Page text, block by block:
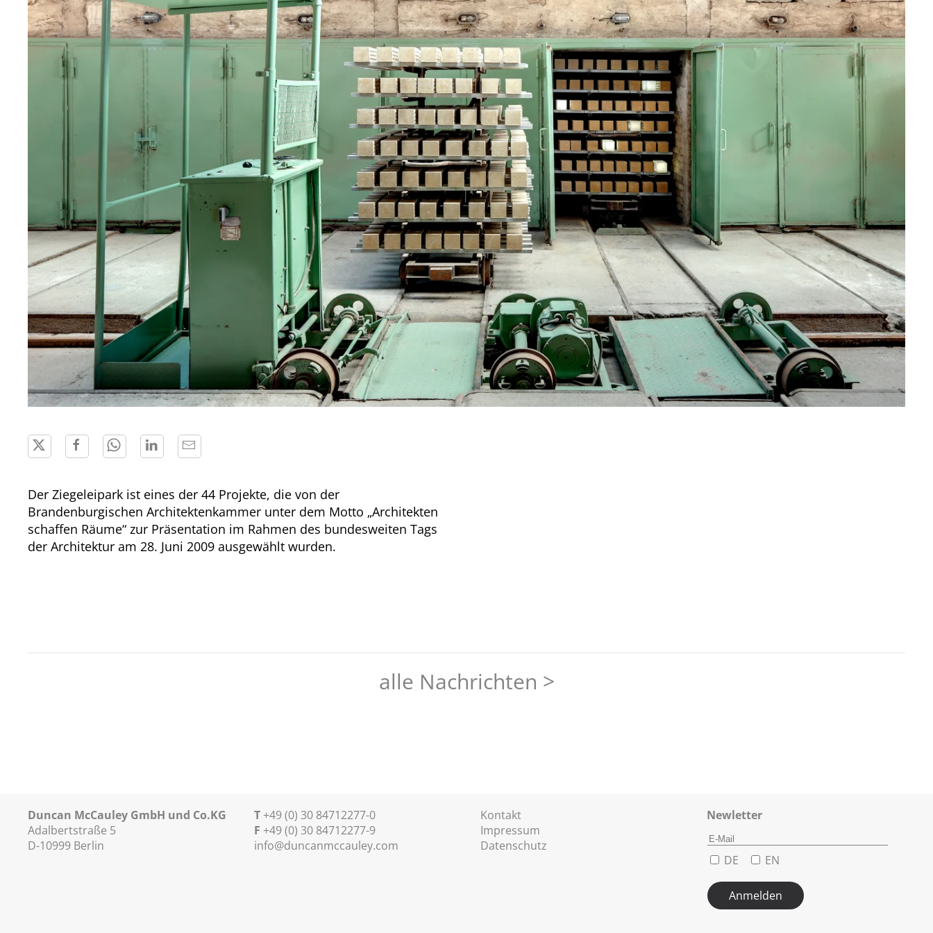
Der Ziegeleipark ist eines der 44 Projekte, die von der
Brandenburgischen Architektenkammer unter dem Motto „Architekten
schaffen Räume“ zur Präsentation im Rahmen des bundesweiten Tags
der Architektur am 28. Juni 2009 ausgewählt wurden.
alle Nachrichten >
Duncan McCauley GmbH und Co.KG
Adalbertstraße 5
D-10999 Berlin
T +49 (0) 30 84712277-0
F +49 (0) 30 84712277-9
info@duncanmccauley.com
Kontakt
Impressum
Datenschutz
Newletter
DE EN
Anmelden